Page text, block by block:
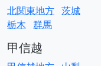
北関東地方 茨城
栃木 群馬
甲信越